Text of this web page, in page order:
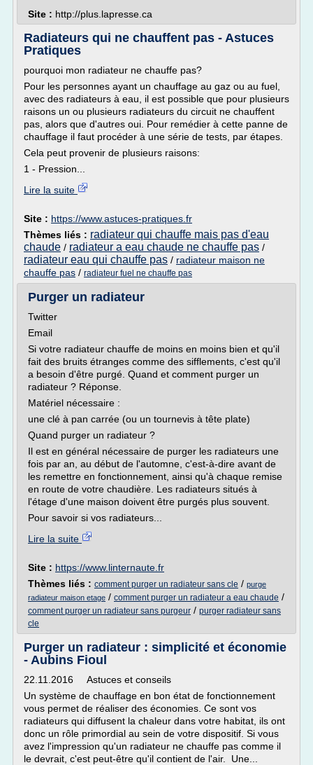
Site : http://plus.lapresse.ca
Radiateurs qui ne chauffent pas - Astuces
Pratiques
pourquoi mon radiateur ne chauffe pas?
Pour les personnes ayant un chauffage au gaz ou au fuel,
avec des radiateurs à eau, il est possible que pour plusieurs
raisons un ou plusieurs radiateurs du circuit ne chauffent
pas, alors que d'autres oui. Pour remédier à cette panne de
chauffage il faut procéder à une série de tests, par étapes.
Cela peut provenir de plusieurs raisons:
1 - Pression...
Lire la suite
Site : https://www.astuces-pratiques.fr
Thèmes liés : radiateur qui chauffe mais pas d'eau
chaude / radiateur a eau chaude ne chauffe pas /
radiateur eau qui chauffe pas / radiateur maison ne
chauffe pas / radiateur fuel ne chauffe pas
Purger un radiateur
Twitter
Email
Si votre radiateur chauffe de moins en moins bien et qu'il
fait des bruits étranges comme des sifflements, c'est qu'il
a besoin d'être purgé. Quand et comment purger un
radiateur ? Réponse.
Matériel nécessaire :
une clé à pan carrée (ou un tournevis à tête plate)
Quand purger un radiateur ?
Il est en général nécessaire de purger les radiateurs une
fois par an, au début de l'automne, c'est-à-dire avant de
les remettre en fonctionnement, ainsi qu'à chaque remise
en route de votre chaudière. Les radiateurs situés à
l'étage d'une maison doivent être purgés plus souvent.
Pour savoir si vos radiateurs...
Lire la suite
Site : https://www.linternaute.fr
Thèmes liés : comment purger un radiateur sans cle / purge
radiateur maison etage / comment purger un radiateur a eau chaude /
comment purger un radiateur sans purgeur / purger radiateur sans
cle
Purger un radiateur : simplicité et économie
- Aubins Fioul
22.11.2016 Astuces et conseils
Un système de chauffage en bon état de fonctionnement
vous permet de réaliser des économies. Ce sont vos
radiateurs qui diffusent la chaleur dans votre habitat, ils ont
donc un rôle primordial au sein de votre dispositif. Si vous
avez l'impression qu'un radiateur ne chauffe pas comme il
le devrait, c'est peut-être qu'il contient de l'air. Une...